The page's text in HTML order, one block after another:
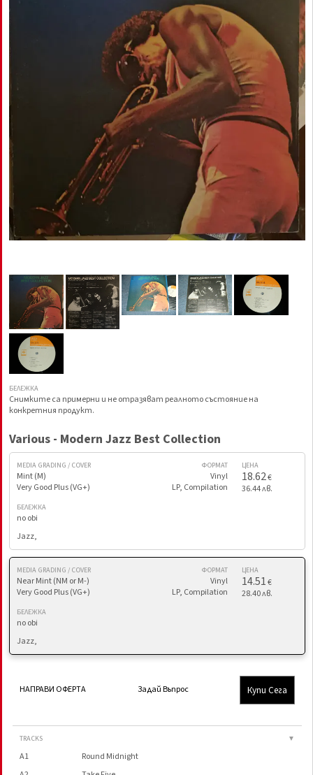
БЕЛЕЖКА
Снимките са примерни и не отразяват реалното състояние на
конкретния продукт.
Various - Modern Jazz Best Collection
MEDIA GRADING / COVER
Mint (M)
Very Good Plus (VG+)
ФОРМАТ
Vinyl
LP, Compilation
ЦЕНА
18.62€
36.44 лв.
БЕЛЕЖКА
no obi
Jazz,
MEDIA GRADING / COVER
Near Mint (NM or M-)
Very Good Plus (VG+)
ФОРМАТ
Vinyl
LP, Compilation
ЦЕНА
14.51€
28.40 лв.
БЕЛЕЖКА
no obi
Jazz,
НАПРАВИ ОФЕРТА Задай Въпрос Купи Сега
TRACKS ▼
A1
Round Midnight